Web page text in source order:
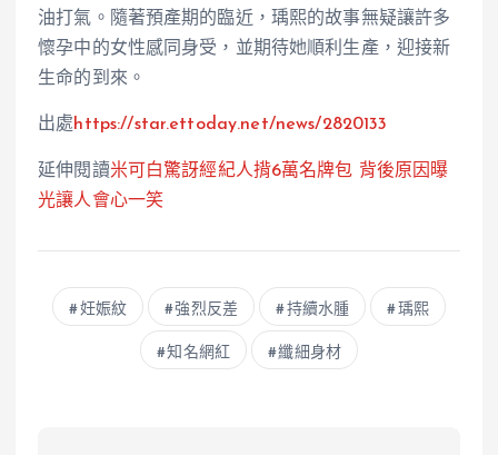
油打氣。隨著預產期的臨近，瑀熙的故事無疑讓許多
懷孕中的女性感同身受，並期待她順利生產，迎接新
生命的到來。
出處https://star.ettoday.net/news/2820133
延伸閱讀米可白驚訝經紀人揹6萬名牌包 背後原因曝
光讓人會心一笑
妊娠紋 強烈反差 持續水腫 瑀熙
知名網紅 纖細身材